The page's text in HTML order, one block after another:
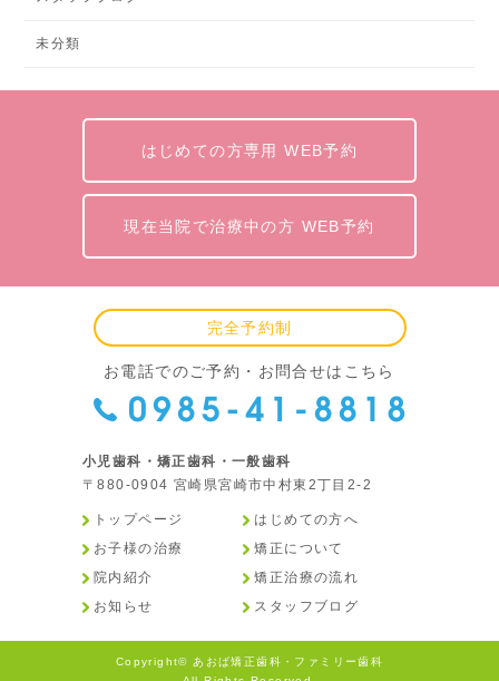
未分類
はじめての方専用 WEB予約
現在当院で治療中の方 WEB予約
完全予約制
お電話でのご予約・お問合せはこちら
小児歯科・矯正歯科・一般歯科
〒880-0904 宮崎県宮崎市中村東2丁目2-2
トップページ
はじめての方へ
お子様の治療
矯正について
院内紹介
矯正治療の流れ
お知らせ
スタッフブログ
Copyright© あおば矯正歯科・ファミリー歯科